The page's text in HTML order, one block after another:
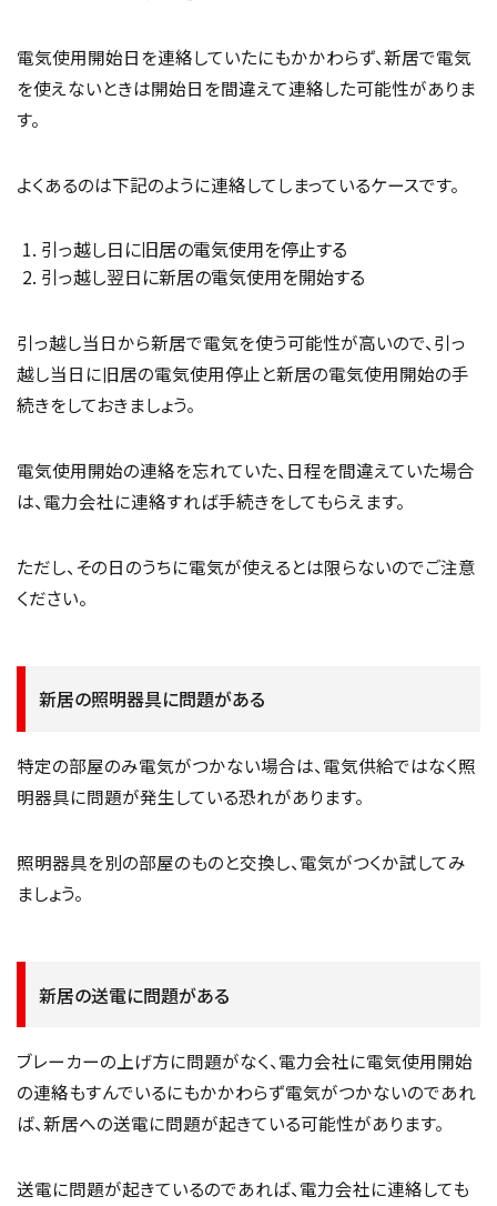
電気使用開始日を連絡していたにもかかわらず、新居で電気
を使えないときは開始日を間違えて連絡した可能性がありま
す。
よくあるのは下記のように連絡してしまっているケースです。
引っ越し日に旧居の電気使用を停止する
引っ越し翌日に新居の電気使用を開始する
引っ越し当日から新居で電気を使う可能性が高いので、引っ
越し当日に旧居の電気使用停止と新居の電気使用開始の手
続きをしておきましょう。
電気使用開始の連絡を忘れていた、日程を間違えていた場合
は、電力会社に連絡すれば手続きをしてもらえます。
ただし、その日のうちに電気が使えるとは限らないのでご注意
ください。
新居の照明器具に問題がある
特定の部屋のみ電気がつかない場合は、電気供給ではなく照
明器具に問題が発生している恐れがあります。
照明器具を別の部屋のものと交換し、電気がつくか試してみ
ましょう。
新居の送電に問題がある
ブレーカーの上げ方に問題がなく、電力会社に電気使用開始
の連絡もすんでいるにもかかわらず電気がつかないのであれ
ば、新居への送電に問題が起きている可能性があります。
送電に問題が起きているのであれば、電力会社に連絡しても